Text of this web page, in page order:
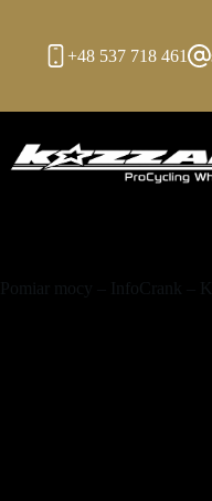
+48 537 718 461
Pomiar mocy – InfoCrank –